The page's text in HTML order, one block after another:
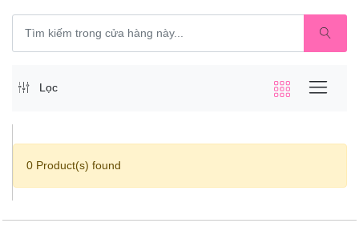
Lọc
0 Product(s) found